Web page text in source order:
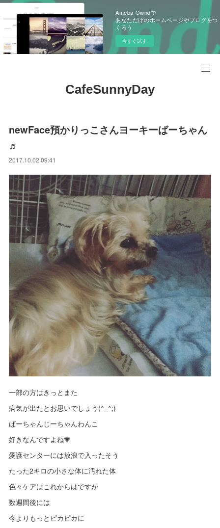
Ameba Owndで
あなただけのホームページやブログをつ
くろう
今すぐ試す
CafeSunnyDay
newFace預かりっこさんヨーキーばーちゃん
♬
2017.10.02 09:41
一部の方はきっとまた
病気が出たとお思いでしょう(^_^;)
ばーちゃんじーちゃんわんこ
好きなんですよね💗
愛護センターには放浪で入ったそう
たった2キロの小さな体に汚れた体
色々ケアはこれからはですが
数週間後には
今よりもっとピカピカに